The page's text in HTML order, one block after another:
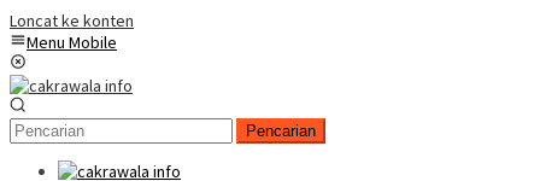
Loncat ke konten
Menu Mobile
Pencarian